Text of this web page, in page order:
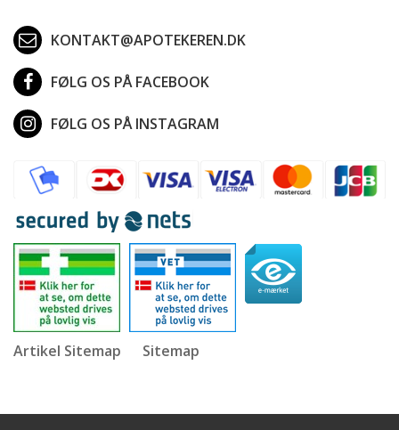
KONTAKT@APOTEKEREN.DK
FØLG OS PÅ FACEBOOK
FØLG OS PÅ INSTAGRAM
Artikel Sitemap Sitemap